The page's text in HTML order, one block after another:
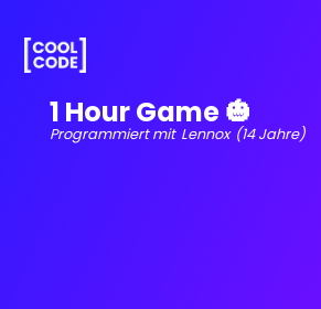
1 Hour Game 🎃
Programmiert mit Lennox (14 Jahre)